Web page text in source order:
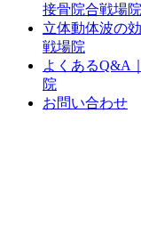
接骨院合戦場院
立体動体波の
戦場院
よくあるQ&A
院
お問い合わせ